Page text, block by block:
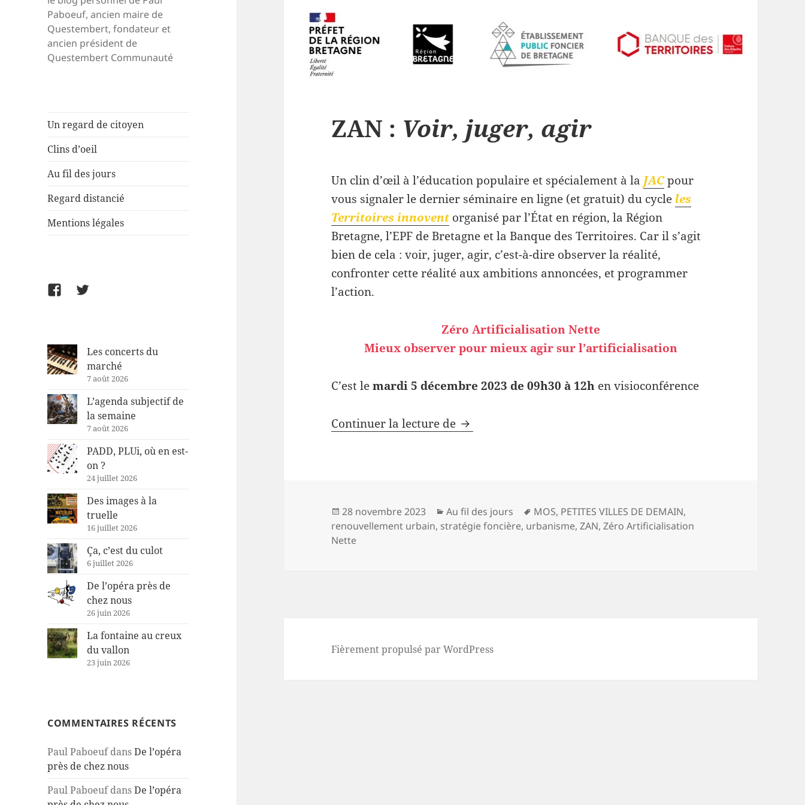
Paboeuf, ancien maire de
Questembert, fondateur et
ancien président de
Questembert Communauté
Un regard de citoyen
Clins d’oeil
Au fil des jours
Regard distancié
Mentions légales
FacebookTwitter
Les concerts du
marché
7 août 2026
L’agenda subjectif de
la semaine
7 août 2026
PADD, PLUi, où en est-
on ?
24 juillet 2026
Des images à la
truelle
16 juillet 2026
Ça, c’est du culot
6 juillet 2026
De l’opéra près de
chez nous
26 juin 2026
La fontaine au creux
du vallon
23 juin 2026
COMMENTAIRES RÉCENTS
Paul PaboeufdansDe l’opéra
près de chez nous
Paul PaboeufdansDe l’opéra
ZAN : Voir, juger, agir
Un clin d’œil à l’éducation populaire et spécialement à la JACpour
vous signaler le dernier séminaire en ligne (et gratuit) du cycle les
Territoires innovent organisé par l’État en région, la Région
Bretagne, l’EPF de Bretagne et la Banque des Territoires. Car il s’agit
bien de cela : voir, juger, agir, c’est-à-dire observer la réalité,
confronter cette réalité aux ambitions annoncées, et programmer
l’action.
Zéro Artificialisation Nette
Mieux observer pour mieux agir sur l’artificialisation
C’est lemardi 5 décembre 2023 de 09h30 à 12h en visioconférence
Continuer la lecture de ZAN :
Publié
le
28 novembre 2023 Catégories
Au fil des jours
Mots-
clés
MOS, PETITES VILLES DE DEMAIN,
renouvellement urbain, stratégie foncière, urbanisme,ZAN,Zéro Artificialisation
Nette
Fièrement propulsé par WordPress